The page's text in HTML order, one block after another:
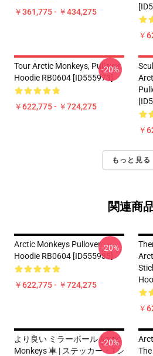
￥361,775 - ￥434,275
￥
Tour Arctic Monkeys, Pullover
Hoodie RB0604 [ID555973]
￥622,775 - ￥724,275
-20%
￥
もっと見る
関連商
Arctic Monkeys Pullover
Hoodie RB0604 [ID555935]
￥622,775 - ￥724,275
-20%
￥
より良い ミラーボール Arctic
Monkeys 車 | ステッカー・Tシ
-20%